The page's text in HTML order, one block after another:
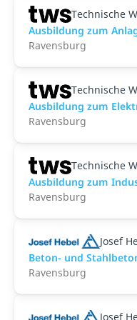
Technische
Ausbildung zum
Ravensburg
Technische
Ausbildung zum
Ravensburg
Technische
Ausbildung zum
Ravensburg
Josef
Beton- und
Ravensburg
Josef